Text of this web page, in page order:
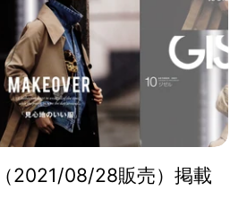
2021/08/28販売）掲載